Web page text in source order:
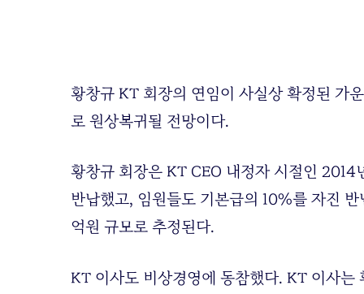
황창규 KT 회장의 연임이 사실상 확정된 가
로 원상복귀될 전망이다.
황창규 회장은 KT CEO 내정자 시절인
반납했고, 임원들도 기본급의 10%를 자진
억원 규모로 추정된다.
KT 이사도 비상경영에 동참했다. KT 이사